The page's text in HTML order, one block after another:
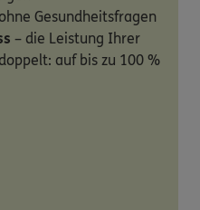
Gesundheitsfragen
– die Leistung Ihrer
auf bis zu 100 %